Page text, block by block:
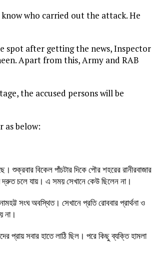
who carried out the attack. He
spot after getting the news, Inspector
Apart from this, Army and RAB
the accused persons will be
as below:
শুক্রবার বিকেল পাঁচটার দিকে পৌর শহরের রানীরবাজার
দ্রুত চলে যায়। এ সময় সেখানে কেউ ছিলেন না।
সংঘ অবস্থিত। সেখানে প্রতি রোববার প্রার্থনা ও
না।
প্রায় সবার হাতে লাঠি ছিল। পরে কিছু ব্যক্তি হামলা